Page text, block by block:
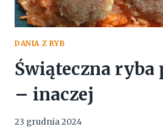
DANIA Z RYB
Świąteczna ryba
– inaczej
23 grudnia 2024